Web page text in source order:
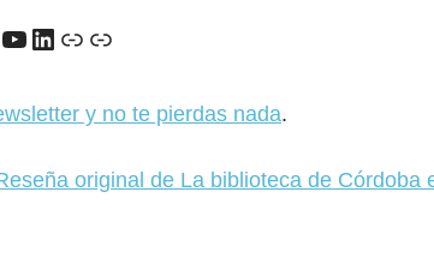
YouTube
LinkedIn
Enlace
Enlace
y no te pierdas nada.
original de La biblioteca de Córdoba